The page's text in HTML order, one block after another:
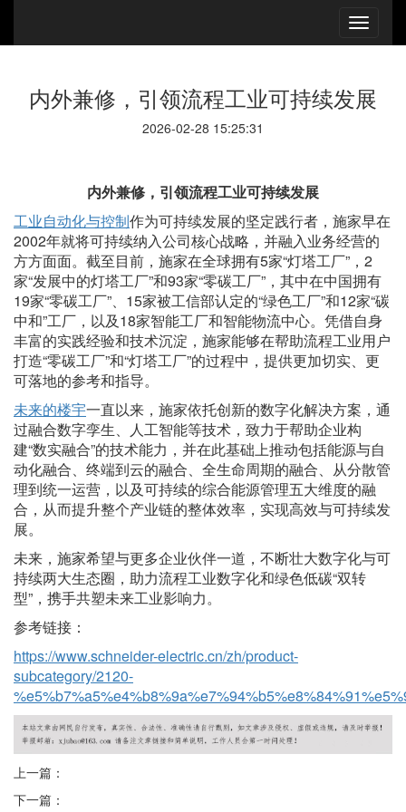
内外兼修，引领流程工业可持续发展
2026-02-28 15:25:31
内外兼修，引领流程工业可持续发展
工业自动化与控制作为可持续发展的坚定践行者，施家早在
2002年就将可持续纳入公司核心战略，并融入业务经营的
方方面面。截至目前，施家在全球拥有5家“灯塔工厂”，2
家“发展中的灯塔工厂”和93家“零碳工厂”，其中在中国拥有
19家“零碳工厂”、15家被工信部认定的“绿色工厂”和12家“碳
中和”工厂，以及18家智能工厂和智能物流中心。凭借自身
丰富的实践经验和技术沉淀，施家能够在帮助流程工业用户
打造“零碳工厂”和“灯塔工厂”的过程中，提供更加切实、更
可落地的参考和指导。
未来的楼宇一直以来，施家依托创新的数字化解决方案，通
过融合数字孪生、人工智能等技术，致力于帮助企业构
建“数实融合”的技术能力，并在此基础上推动包括能源与自
动化融合、终端到云的融合、全生命周期的融合、从分散管
理到统一运营，以及可持续的综合能源管理五大维度的融
合，从而提升整个产业链的整体效率，实现高效与可持续发
展。
未来，施家希望与更多企业伙伴一道，不断壮大数字化与可
持续两大生态圈，助力流程工业数字化和绿色低碳“双转
型”，携手共塑未来工业影响力。
参考链接：
https://www.schneider-electric.cn/zh/product-
subcategory/2120-
上一篇：
下一篇：